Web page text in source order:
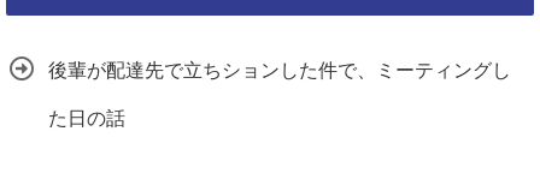
後輩が配達先で立ちションした件で、ミーティングし
た日の話